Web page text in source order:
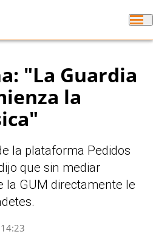
"La Guardia
la
la plataforma Pedidos
que sin mediar
la GUM directamente le